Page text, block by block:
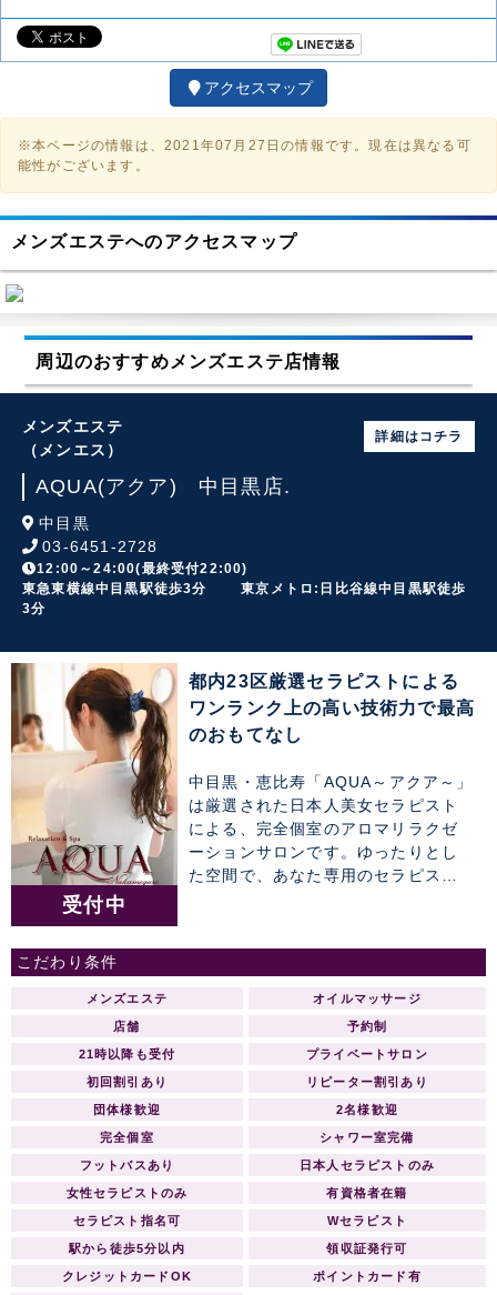
アクセスマップ
※本ページの情報は、2021年07月27日の情報です。現在は異なる可
能性がございます。
メンズエステへのアクセスマップ
周辺のおすすめメンズエステ店情報
メンズエステ
（メンエス）
AQUA(アクア) 中目黒店.
中目黒
03-6451-2728
詳細はコチラ
12:00～24:00(最終受付22:00)
東急東横線中目黒駅徒歩3分 東京メトロ:日比谷線中目黒駅徒歩
3分
受付中
都内23区厳選セラピストによる
ワンランク上の高い技術力で最高
のおもてなし
中目黒・恵比寿「AQUA～アクア～」
は厳選された日本人美女セラピスト
による、完全個室のアロマリラクゼ
ーションサロンです。ゆったりとし
た空間で、あなた専用のセラピスト
プン】AQUAアクア 総支配人ご挨拶
て、かねてより新店の準備を鋭意進
めておりました。 AQUAアクアをグ
ランドオープンする運びと相成りま
したことをご案内申し上げます。 こ
れも皆様のご支援とご協力の賜物と
心より感謝する次第です。 つきまし
ご優待券をメールマガジンにて同封
させて頂きます。 皆様のご期待に添
えますよう日々精進する所存で御座
いますので、なにとぞ倍旧のご指
こだわり条件
メンズエステ オイルマッサージ
店舗 予約制
21時以降も受付 プライベートサロン
初回割引あり リピーター割引あり
団体様歓迎 2名様歓迎
完全個室 シャワー室完備
フットバスあり 日本人セラピストのみ
女性セラピストのみ 有資格者在籍
セラピスト指名可 Wセラピスト
駅から徒歩5分以内 領収証発行可
クレジットカードOK ポイントカード有